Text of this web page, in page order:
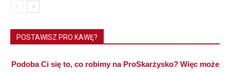
POSTAWISZ PRO KAWĘ?
Podoba Ci się to, co robimy na ProSkarżysko? Więc może